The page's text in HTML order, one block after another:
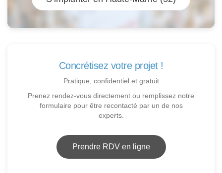
Concrétisez votre projet !
Pratique, confidentiel et gratuit
Prenez rendez-vous directement ou remplissez notre
formulaire pour être recontacté par un de nos
experts.
Prendre RDV en ligne